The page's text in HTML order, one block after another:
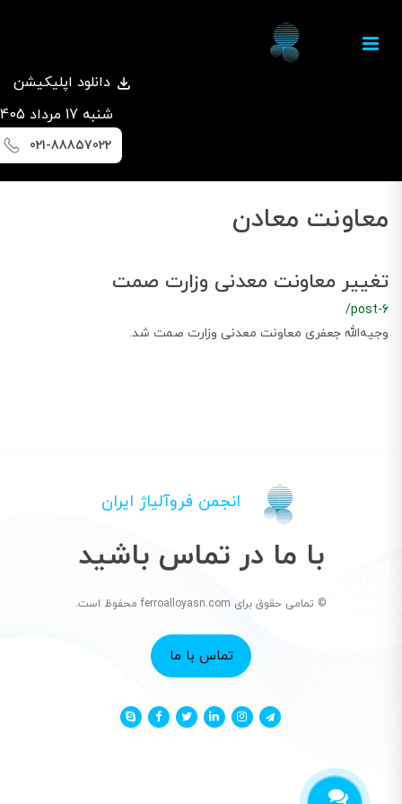
دانلود اپلیکیشن
شنبه 17 مرداد 1405
021-88857022
معاونت معادن
تغییر معاونت معدنی وزارت صمت
/post-6
وجیه‌الله جعفری معاونت معدنی وزارت صمت شد.
انجمن فروآلیاژ ایران
با ما در تماس باشید
© تمامی حقوق برای ferroalloyasn.com محفوظ است.
تماس با ما